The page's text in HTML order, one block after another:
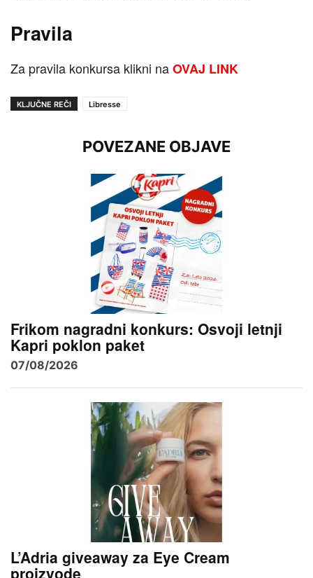
Pravila
Za pravila konkursa klikni naOVAJ LINK
KLJUČNE REČI Libresse
POVEZANE OBJAVE
Frikom nagradni konkurs: Osvoji letnji
Kapri poklon paket
07/08/2026
L’Adria giveaway za Eye Cream
proizvode